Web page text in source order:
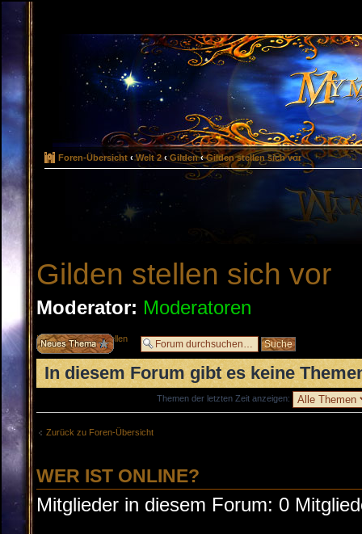
Foren-Übersicht ‹ Welt 2 ‹ Gilden ‹ Gilden stellen sich vor
Gilden stellen sich vor
Moderator: Moderatoren
Neues Thema erstellen
In diesem Forum gibt es keine
Themen der letzten Zeit anzeigen:
Zurück zu Foren-Übersicht
WER IST ONLINE?
Mitglieder in diesem Forum: 0